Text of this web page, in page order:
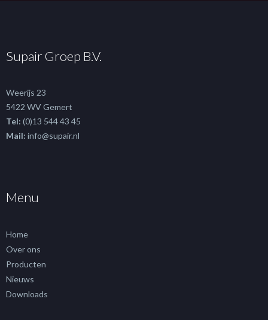
Supair Groep B.V.
Weerijs 23
5422 WV Gemert
Tel: (0)13 544 43 45
Mail: info@supair.nl
Menu
Home
Over ons
Producten
Nieuws
Downloads